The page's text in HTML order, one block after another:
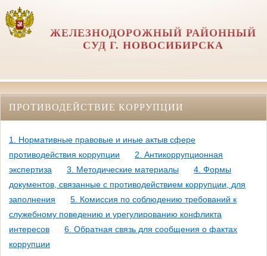
ЖЕЛЕЗНОДОРОЖНЫЙ РАЙОННЫЙ
СУД Г. НОВОСИБИРСКА
ПРОТИВОДЕЙСТВИЕ КОРРУПЦИИ
1. Нормативные правовые и иные актыв сфере
противодействия коррупции
2. Антикоррупционная
экспертиза
3. Методические материалы
4. Формы
документов, связанные с противодействием коррупции, для
заполнения
5. Комиссия по соблюдению требований к
служебному поведению и урегулированию конфликта
интересов
6. Обратная связь для сообщения о фактах
коррупции